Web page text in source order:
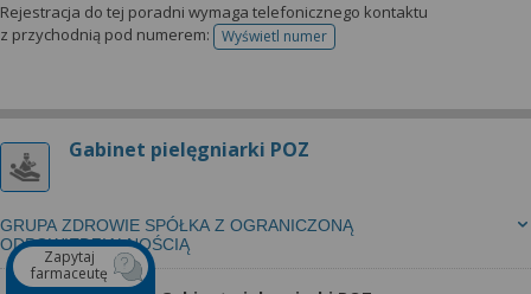
Rejestracja do tej poradni wymaga telefonicznego kontaktu
z przychodnią pod numerem:
Wyświetl numertelefonu do rejestracji
Gabinet pielęgniarki POZ
GRUPA ZDROWIE SPÓŁKA Z OGRANICZONĄ
ODPOWIEDZIALNOŚCIĄ
Zapytaj
farmaceutę